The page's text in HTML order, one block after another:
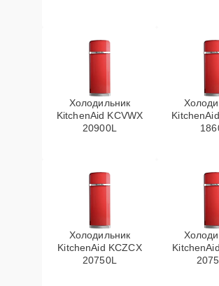
Холодильник
KitchenAid KCVWX
20900L
Холодильник
KitchenAid KCZCX
20750L